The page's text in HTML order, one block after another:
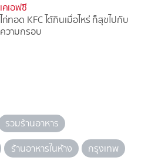
เคเอฟซี
ไก่ทอด KFC ได้กินเมื่อไหร่ ก็สุขไปกับ
ความกรอบ
รวมร้านอาหาร
ร้านอาหารในห้าง
กรุงเทพ